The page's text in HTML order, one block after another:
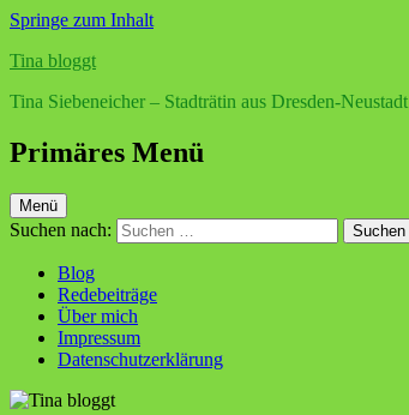
Springe zum Inhalt
Tina bloggt
Tina Siebeneicher – Stadträtin aus Dresden-Neustadt
Primäres Menü
Menü
Suchen nach:
Blog
Redebeiträge
Über mich
Impressum
Datenschutzerklärung